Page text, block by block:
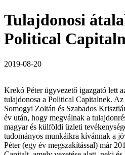
Tulajdonosi
Political
2019-08-20
Krekó Péter ügyvezető igazgató lett
tulajdonosa a Political Capitalnek.
Somogyi Zoltán és Szabados
év után, hogy megválnak a
magyar és külföldi üzleti
tudományos munkáikra kívánnak a
Péter (egy év megszakítással) már